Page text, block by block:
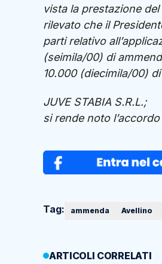
vista la prestazione
rilevato che il
parti relativo
(seimila/00) di
10.000 (diecimila/00)
JUVE STABIA S.R.L.;
si rende noto
Tag: ammenda Avellino
ARTICOLI CORRELATI